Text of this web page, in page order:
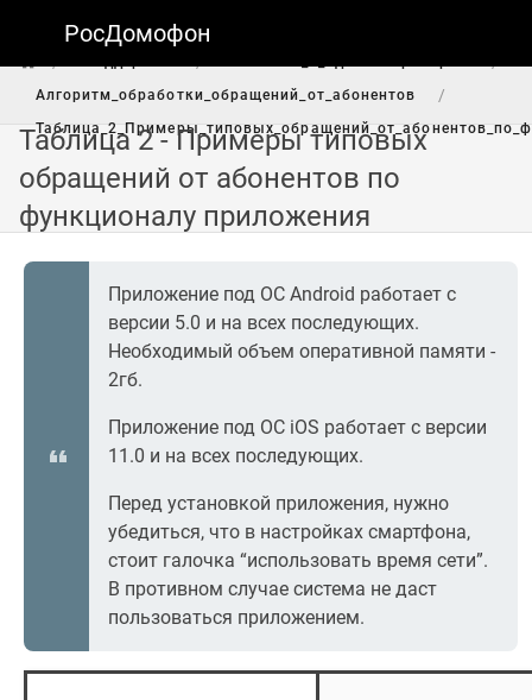
РосДомофон
Алгоритм_обработки_обращений_от_абонентов /
Таблица 2 - Примеры типовых
обращений от абонентов по
функционалу приложения
Приложение под ОС Android работает с
версии 5.0 и на всех последующих.
Необходимый объем оперативной памяти -
2гб.
Приложение под OC iOS работает с версии
11.0 и на всех последующих.
Перед установкой приложения, нужно
убедиться, что в настройках смартфона,
стоит галочка “использовать время сети”.
В противном случае система не даст
пользоваться приложением.